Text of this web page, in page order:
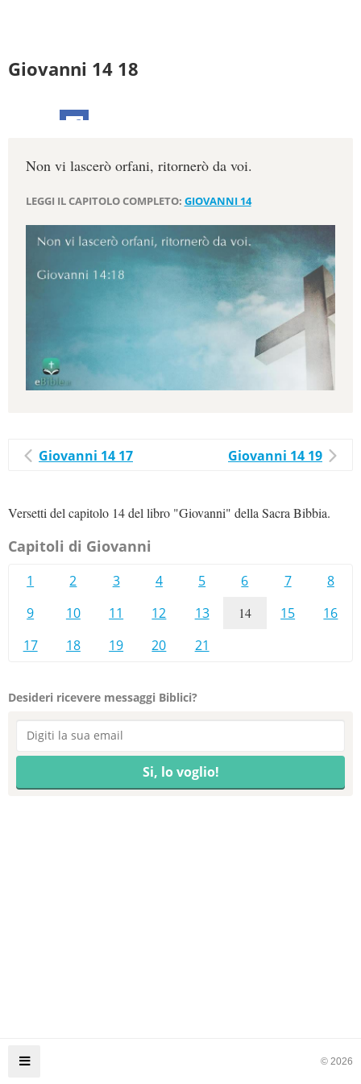
Giovanni 14 18
Non vi lascerò orfani, ritornerò da voi.
LEGGI IL CAPITOLO COMPLETO: GIOVANNI 14
Giovanni 14 17 Giovanni 14 19
Versetti del capitolo 14 del libro "Giovanni" della Sacra Bibbia.
Capitoli di Giovanni
1 2 3 4 5 6 7
8
9
10 11 12 13 14 15
16
17
18 19 20 21
Desideri ricevere messaggi Biblici?
© 2026